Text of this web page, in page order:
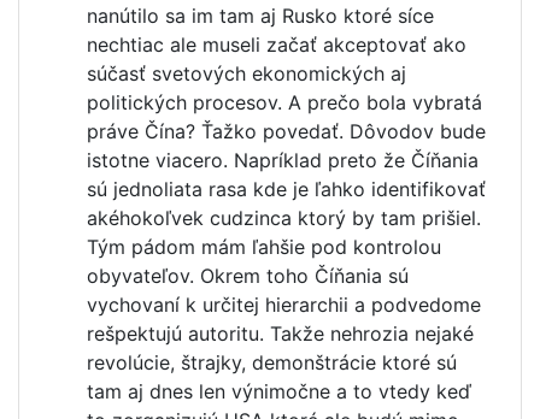
nanútilo sa im tam aj Rusko ktoré síce
nechtiac ale museli začať akceptovať ako
súčasť svetových ekonomických aj
politických procesov. A prečo bola vybratá
práve Čína? Ťažko povedať. Dôvodov bude
istotne viacero. Napríklad preto že Číňania
sú jednoliata rasa kde je ľahko identifikovať
akéhokoľvek cudzinca ktorý by tam prišiel.
Tým pádom mám ľahšie pod kontrolou
obyvateľov. Okrem toho Číňania sú
vychovaní k určitej hierarchii a podvedome
rešpektujú autoritu. Takže nehrozia nejaké
revolúcie, štrajky, demonštrácie ktoré sú
tam aj dnes len výnimočne a to vtedy keď